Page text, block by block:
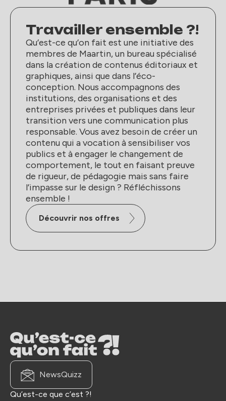
Travailler ensemble ?!
Qu’est-ce qu’on fait est une initiative des
membres de Maartin, un bureau spécialisé
dans la création de contenus éditoriaux et
graphiques, ainsi que dans l’éco-
conception. Nous accompagnons des
institutions, des organisations et des
entreprises privées et publiques dans leur
transition vers une communication plus
responsable. Vous avez besoin de créer un
contenu qui a vocation à sensibiliser vos
publics et à engager le changement de
comportement, le tout en faisant preuve
de rigueur, de pédagogie mais sans faire
l’impasse sur le design ? Réfléchissons
ensemble !
Découvrir nos offres
NewsQuizz
Qu’est-ce que c’est ?!